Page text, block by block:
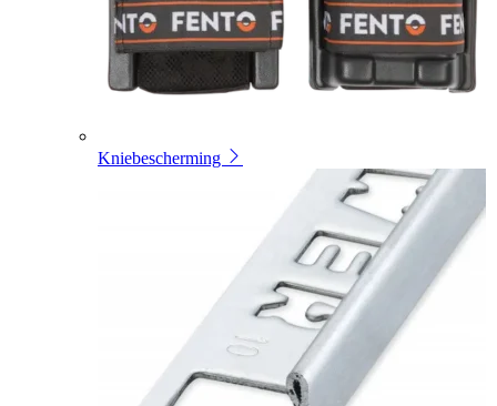
Kniebescherming